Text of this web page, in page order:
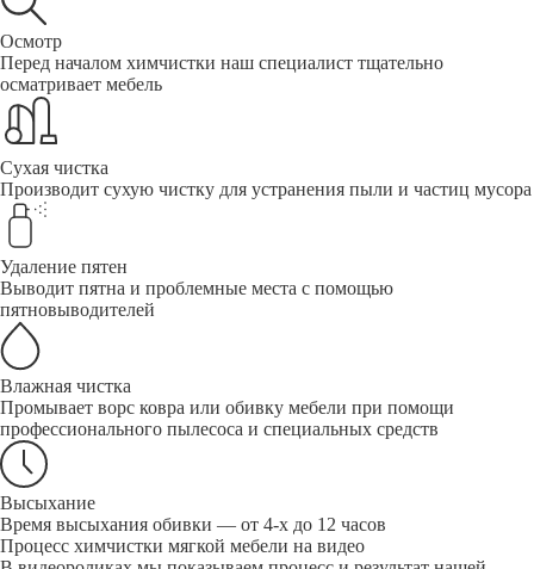
Осмотр
Перед началом химчистки наш специалист тщательно
осматривает мебель
Сухая чистка
Производит сухую чистку для устранения пыли и частиц мусора
Удаление пятен
Выводит пятна и проблемные места с помощью
пятновыводителей
Влажная чистка
Промывает ворс ковра или обивку мебели при помощи
профессионального пылесоса и специальных средств
Высыхание
Время высыхания обивки — от 4-х до 12 часов
Процесс химчистки мягкой мебели на видео